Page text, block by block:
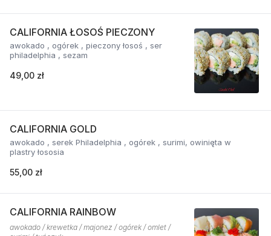
CALIFORNIA ŁOSOŚ PIECZONY
awokado , ogórek , pieczony łosoś , ser
philadelphia , sezam
49,00 zł
CALIFORNIA GOLD
awokado , serek Philadelphia , ogórek , surimi, owinięta w
plastry łososia
55,00 zł
CALIFORNIA RAINBOW
awokado / krewetka / majonez / ogórek / omlet /